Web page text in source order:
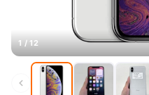
1 / 12